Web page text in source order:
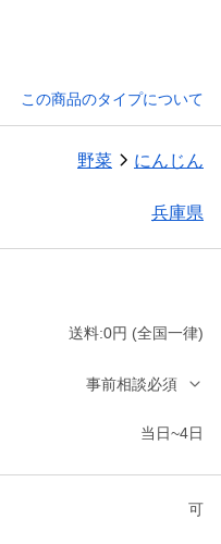
この商品のタイプについて
野菜 にんじん
兵庫県
送料:0円 (全国一律)
事前相談必須
当日~4日
可